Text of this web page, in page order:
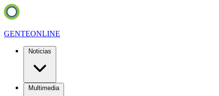
GENTEONLINE
Noticias
Multimedia